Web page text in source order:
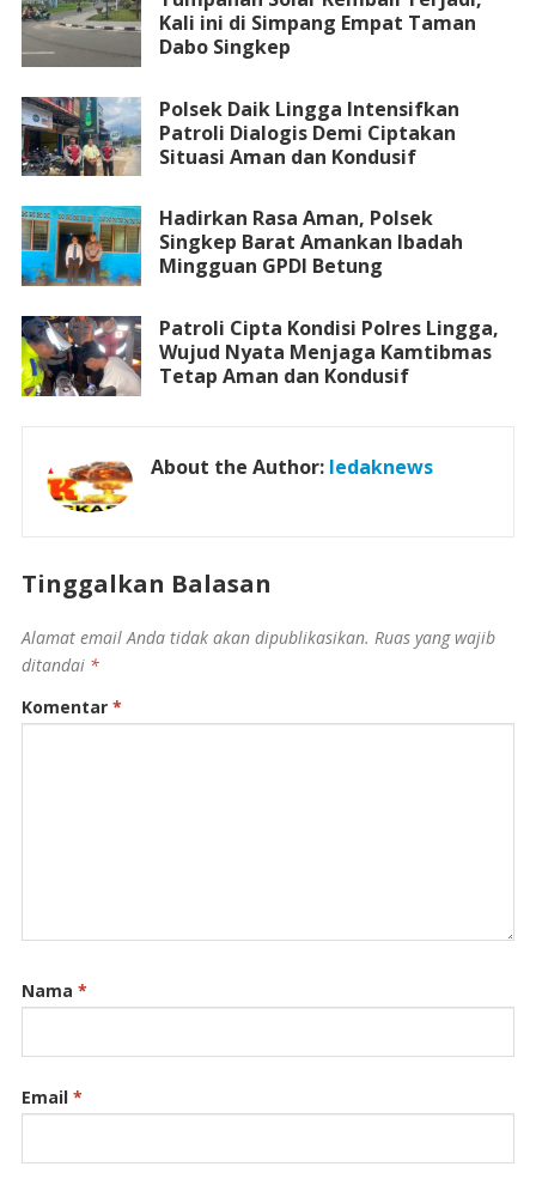
Kali ini di Simpang Empat Taman
Dabo Singkep
Polsek Daik Lingga Intensifkan
Patroli Dialogis Demi Ciptakan
Situasi Aman dan Kondusif
Hadirkan Rasa Aman, Polsek
Singkep Barat Amankan Ibadah
Mingguan GPDI Betung
Patroli Cipta Kondisi Polres Lingga,
Wujud Nyata Menjaga Kamtibmas
Tetap Aman dan Kondusif
About the Author: ledaknews
Tinggalkan Balasan
Alamat email Anda tidak akan dipublikasikan. Ruas yang wajib
ditandai *
Komentar *
Nama *
Email *